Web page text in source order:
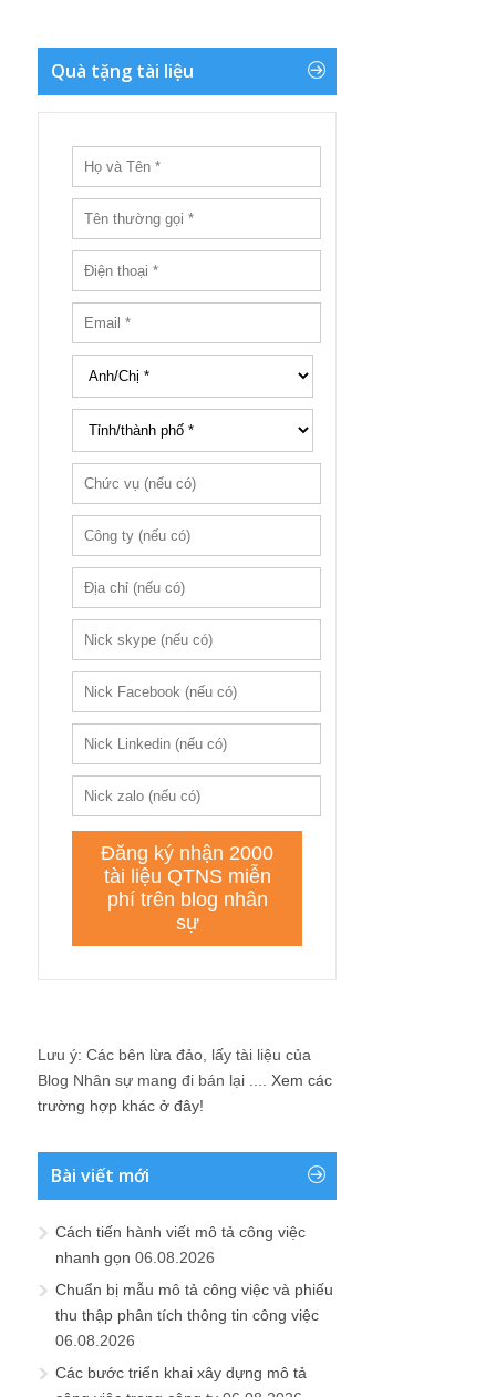
Quà tặng tài liệu
Lưu ý: Các bên lừa đảo, lấy tài liệu của
Blog Nhân sự mang đi bán lại .... Xem các
trường hợp khác ở đây!
Bài viết mới
Cách tiến hành viết mô tả công việc
nhanh gọn 06.08.2026
Chuẩn bị mẫu mô tả công việc và phiếu
thu thập phân tích thông tin công việc
06.08.2026
Các bước triển khai xây dựng mô tả